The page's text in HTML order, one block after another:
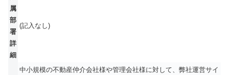
属
部
署
詳
細
(記入なし)
中小規模の不動産仲介会社様や管理会社様に対して、弊社運営サイ